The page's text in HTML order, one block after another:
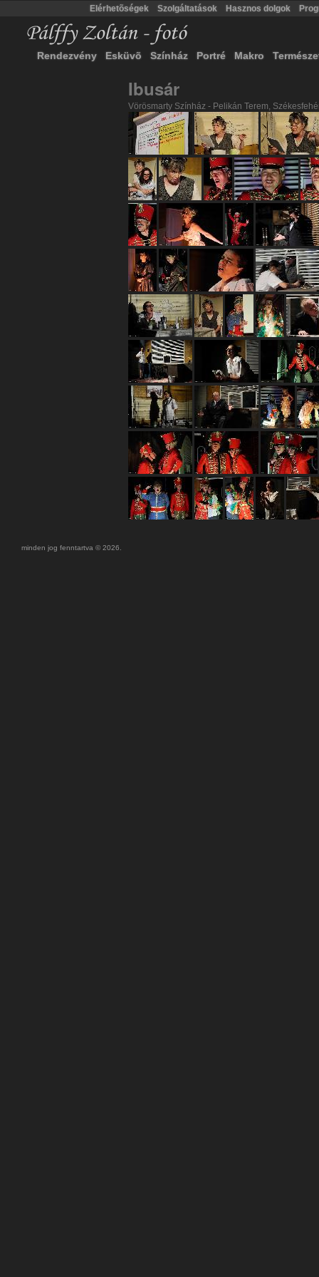
Rendezvény Esküvõ Színház Portré Makro
Ibusár
Vörösmarty Színház - Pelikán Terem,
minden jog fenntartva © 2026.
Elérhetõségek Szolgáltatások Hasznos dolgok